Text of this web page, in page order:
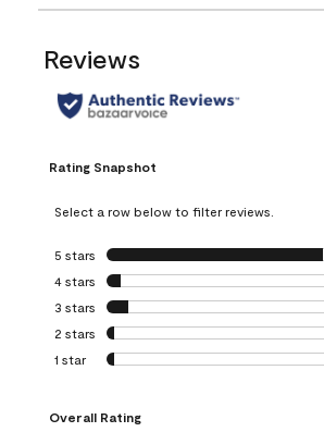
Reviews
Rating Snapshot
Select a row below to filter reviews.
5 stars stars
4 stars stars
3 stars stars
2 stars stars
1 star stars
Overall Rating